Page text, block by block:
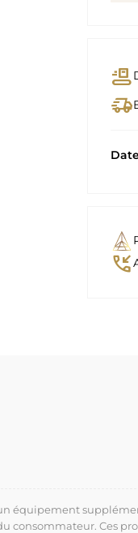
conveyor_belt
delivery_truck_speed
phone_callback
équipement
Ces